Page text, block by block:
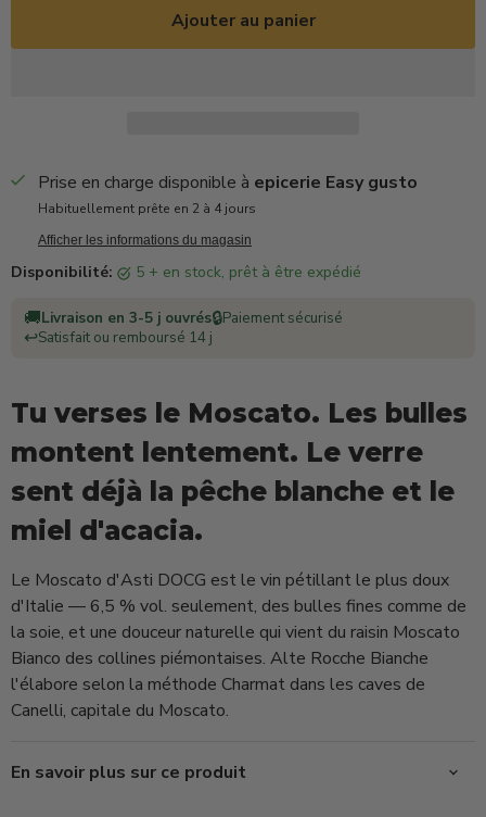
Ajouter au panier
Prise en charge disponible à epicerie Easy gusto
Habituellement prête en 2 à 4 jours
Afficher les informations du magasin
Disponibilité: 5 + en stock, prêt à être expédié
🚚Livraison en 3-5 j ouvrés🔒Paiement sécurisé
↩️Satisfait ou remboursé 14 j
Tu verses le Moscato. Les bulles
montent lentement. Le verre
sent déjà la pêche blanche et le
miel d'acacia.
Le Moscato d'Asti DOCG est le vin pétillant le plus doux
d'Italie — 6,5 % vol. seulement, des bulles fines comme de
la soie, et une douceur naturelle qui vient du raisin Moscato
Bianco des collines piémontaises. Alte Rocche Bianche
l'élabore selon la méthode Charmat dans les caves de
Canelli, capitale du Moscato.
En savoir plus sur ce produit